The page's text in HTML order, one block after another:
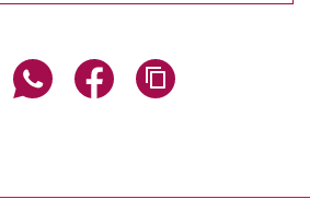
Seite über E-Mail teilen
Seite über WhatsApp teilen
Seite über Facebook